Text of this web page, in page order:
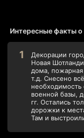
Интересные факты о
Декорации
Новая
дома, пожарная
т.д. Снесено
военной базы,
гг. Остались
дорожки к
Там и